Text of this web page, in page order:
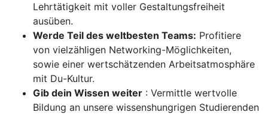
Lehrtätigkeit mit voller Gestaltungsfreiheit
ausüben.
Werde Teil des weltbesten Teams: Profitiere
von vielzähligen Networking-Möglichkeiten,
sowie einer wertschätzenden Arbeitsatmosphäre
mit Du-Kultur.
Gib dein Wissen weiter : Vermittle wertvolle
Bildung an unsere wissenshungrigen Studierenden